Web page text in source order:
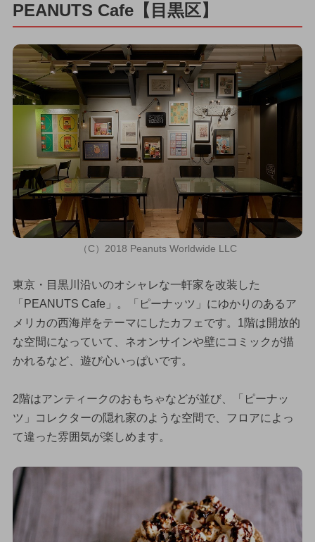
PEANUTS Cafe【目黒区】
（C）2018 Peanuts Worldwide LLC
東京・目黒川沿いのオシャレな一軒家を改装した
「PEANUTS Cafe」。「ピーナッツ」にゆかりのあるア
メリカの西海岸をテーマにしたカフェです。1階は開放的
な空間になっていて、ネオンサインや壁にコミックが描
かれるなど、遊び心いっぱいです。
2階はアンティークのおもちゃなどが並び、「ピーナッ
ツ」コレクターの隠れ家のような空間で、フロアによっ
て違った雰囲気が楽しめます。